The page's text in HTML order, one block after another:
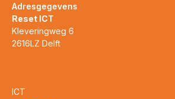
Adresgegevens
Reset ICT
Kleveringweg 6
2616LZ Delft
ICT